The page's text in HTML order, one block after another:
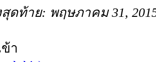
ดท้าย: พฤษภาคม 31,
า